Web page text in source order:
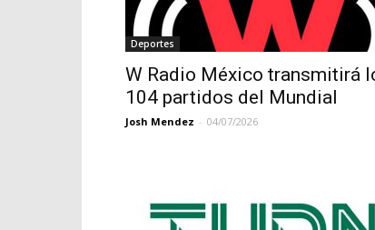
Deportes
W Radio México transmitirá
104 partidos del Mundial
Josh Mendez - 04/07/2026